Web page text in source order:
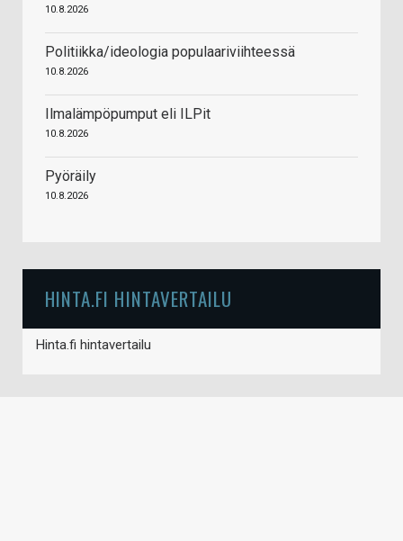
10.8.2026
Politiikka/ideologia populaariviihteessä
10.8.2026
Ilmalämpöpumput eli ILPit
10.8.2026
Pyöräily
10.8.2026
HINTA.FI HINTAVERTAILU
Hinta.fi hintavertailu